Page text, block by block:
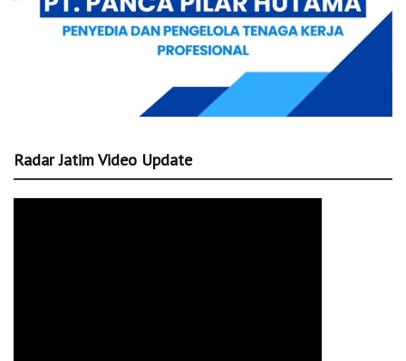
Radar Jatim Video Update